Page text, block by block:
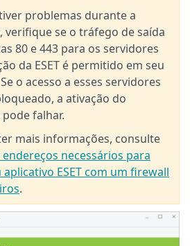
problemas durante a
verifique se o tráfego de saída
80 e 443 para os servidores
da ESET é permitido em seu
o acesso a esses servidores
a ativação do
falhar.
mais informações, consulte
endereços necessários para
aplicativo ESET com um firewall
.